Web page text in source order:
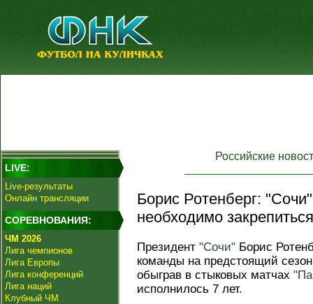
LIVE:
Live-результаты
Онлайн трансляции
СОРЕВНОВАНИЯ:
ЧМ 2026
Лига чемпионов
Лига Европы
Лига конференций
Лига наций
Клубный ЧМ
Российские
Борис Ротенберг:
необходимо
Президент "Сочи" Борис
команды на предстоящий
обыграв в стыковых матчах
исполнилось 7 лет.